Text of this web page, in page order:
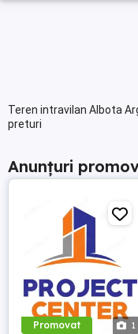
Teren intravilan Albota
preturi
Anunțuri
Promovat 1